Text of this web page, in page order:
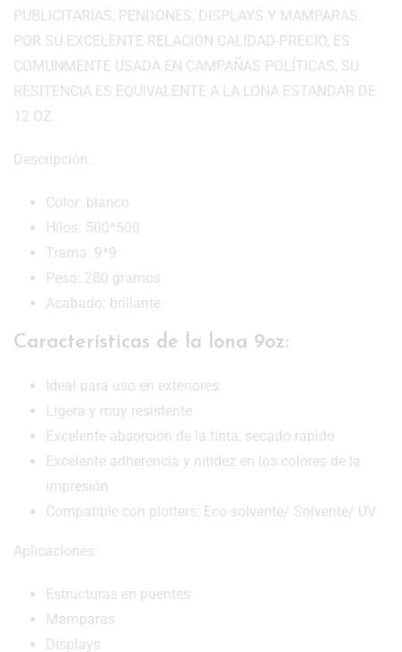
PUBLICITARIAS, PENDONES, DISPLAYS Y MAMPARAS.
POR SU EXCELENTE RELACIÓN CALIDAD-PRECIO, ES
COMUNMENTE USADA EN CAMPAÑAS POLÍTICAS, SU
RESITENCIA ES EQUIVALENTE A LA LONA ESTANDAR DE
12 OZ.
Descripción:
Color: blanco
Hilos: 500*500
Trama: 9*9
Peso: 280 gramos
Acabado: brillante
Características de la lona 9oz:
Ideal para uso en exteriores
Ligera y muy resistente
Excelente absorción de la tinta, secado rápido
Excelente adherencia y nitidez en los colores de la
impresión
Compatible con plotters: Eco-solvente/ Solvente/ UV
Aplicaciones:
Estructuras en puentes
Mamparas
Displays